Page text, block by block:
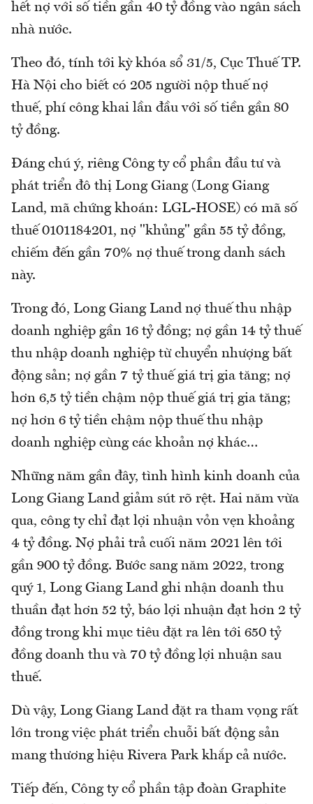
hết nợ với số tiền gần 40 tỷ đồng vào ngân sách
nhà nước.
Theo đó, tính tới kỳ khóa sổ 31/5, Cục Thuế TP.
Hà Nội cho biết có 205 người nộp thuế nợ
thuế, phí công khai lần đầu với số tiền gần 80
tỷ đồng.
Đáng chú ý, riêng Công ty cổ phần đầu tư và
phát triển đô thị Long Giang (Long Giang
Land, mã chứng khoán: LGL-HOSE) có mã số
thuế 0101184201, nợ "khủng" gần 55 tỷ đồng,
chiếm đến gần 70% nợ thuế trong danh sách
này.
Trong đó, Long Giang Land nợ thuế thu nhập
doanh nghiệp gần 16 tỷ đồng; nợ gần 14 tỷ thuế
thu nhập doanh nghiệp từ chuyển nhượng bất
động sản; nợ gần 7 tỷ thuế giá trị gia tăng; nợ
hơn 6,5 tỷ tiền chậm nộp thuế giá trị gia tăng;
nợ hơn 6 tỷ tiền chậm nộp thuế thu nhập
doanh nghiệp cùng các khoản nợ khác…
Những năm gần đây, tình hình kinh doanh của
Long Giang Land giảm sút rõ rệt. Hai năm vừa
qua, công ty chỉ đạt lợi nhuận vỏn vẹn khoảng
4 tỷ đồng. Nợ phải trả cuối năm 2021 lên tới
gần 900 tỷ đồng. Bước sang năm 2022, trong
quý 1, Long Giang Land ghi nhận doanh thu
thuần đạt hơn 52 tỷ, báo lợi nhuận đạt hơn 2 tỷ
đồng trong khi mục tiêu đặt ra lên tới 650 tỷ
đồng doanh thu và 70 tỷ đồng lợi nhuận sau
thuế.
Dù vậy, Long Giang Land đặt ra tham vọng rất
lớn trong việc phát triển chuỗi bất động sản
mang thương hiệu Rivera Park khắp cả nước.
Tiếp đến, Công ty cổ phần tập đoàn Graphite